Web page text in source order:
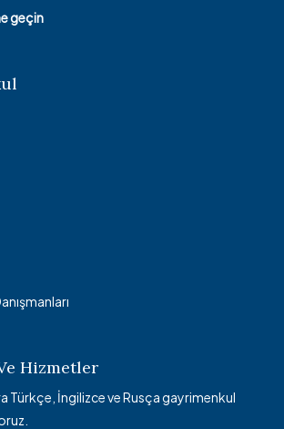
geçin
Hizmetler
Türkçe, İngilizce ve Rusça gayrimenkul